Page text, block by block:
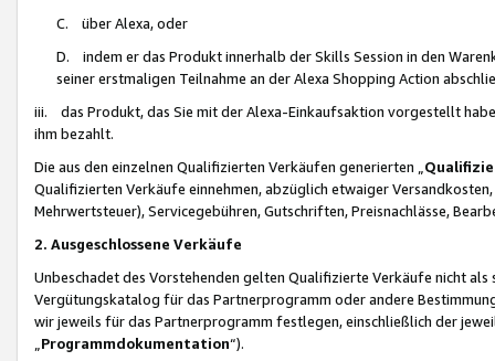
C. über Alexa, oder
D. indem er das Produkt innerhalb der Skills Session in den
seiner erstmaligen Teilnahme an der Alexa Shopping Action
iii. das Produkt, das Sie mit der Alexa-Einkaufsaktion vorgestellt
ihm bezahlt.
Die aus den einzelnen Qualifizierten Verkäufen generierten „
Qualifizierten Verkäufe einnehmen, abzüglich etwaiger
Mehrwertsteuer), Servicegebühren, Gutschriften, Preisnachlässe,
2. Ausgeschlossene Verkäufe
Unbeschadet des Vorstehenden gelten Qualifizierte Verkäufe nicht
Vergütungskatalog für das Partnerprogramm oder andere
wir jeweils für das Partnerprogramm festlegen, einschließlich der
Programmdokumentation“).